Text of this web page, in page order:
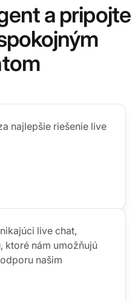
a pripojte
najlepšie riešenie live
live chat,
ktoré nám umožňujú
našim